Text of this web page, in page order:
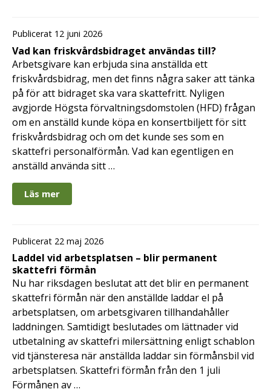
Publicerat 12 juni 2026
Vad kan friskvårdsbidraget användas till?
Arbetsgivare kan erbjuda sina anställda ett
friskvårdsbidrag, men det finns några saker att tänka
på för att bidraget ska vara skattefritt. Nyligen
avgjorde Högsta förvaltningsdomstolen (HFD) frågan
om en anställd kunde köpa en konsertbiljett för sitt
friskvårdsbidrag och om det kunde ses som en
skattefri personalförmån. Vad kan egentligen en
anställd använda sitt …
Läs mer
Publicerat 22 maj 2026
Laddel vid arbetsplatsen – blir permanent
skattefri förmån
Nu har riksdagen beslutat att det blir en permanent
skattefri förmån när den anställde laddar el på
arbetsplatsen, om arbetsgivaren tillhandahåller
laddningen. Samtidigt beslutades om lättnader vid
utbetalning av skattefri milersättning enligt schablon
vid tjänsteresa när anställda laddar sin förmånsbil vid
arbetsplatsen. Skattefri förmån från den 1 juli
Förmånen av …